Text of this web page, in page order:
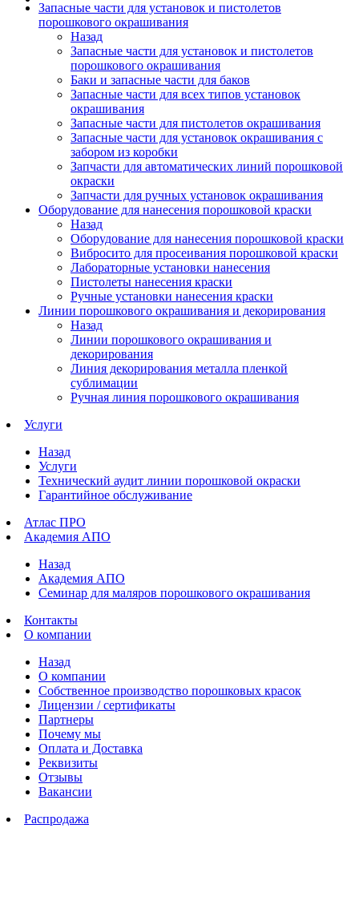
Запасные части для установок и пистолетов
порошкового окрашивания
Назад
Запасные части для установок и пистолетов
порошкового окрашивания
Баки и запасные части для баков
Запасные части для всех типов установок
окрашивания
Запасные части для пистолетов окрашивания
Запасные части для установок окрашивания с
забором из коробки
Запчасти для автоматических линий порошковой
окраски
Запчасти для ручных установок окрашивания
Оборудование для нанесения порошковой краски
Назад
Оборудование для нанесения порошковой краски
Вибросито для просеивания порошковой краски
Лабораторные установки нанесения
Пистолеты нанесения краски
Ручные установки нанесения краски
Линии порошкового окрашивания и декорирования
Назад
Линии порошкового окрашивания и
декорирования
Линия декорирования металла пленкой
сублимации
Ручная линия порошкового окрашивания
Услуги
Назад
Услуги
Технический аудит линии порошковой окраски
Гарантийное обслуживание
Атлас ПРО
Академия АПО
Назад
Академия АПО
Семинар для маляров порошкового окрашивания
Контакты
О компании
Назад
О компании
Собственное производство порошковых красок
Лицензии / сертификаты
Партнеры
Почему мы
Оплата и Доставка
Реквизиты
Отзывы
Вакансии
Распродажа